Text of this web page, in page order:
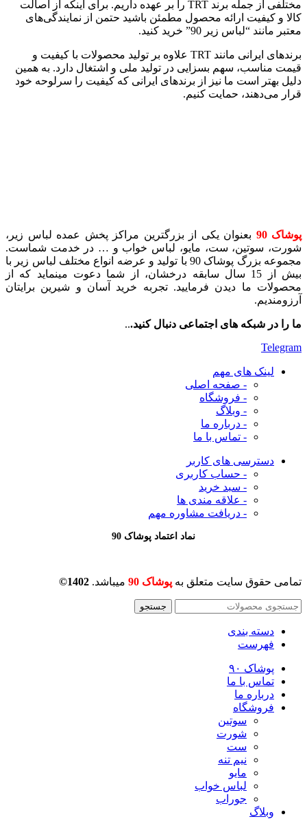
مختلفی از جمله برند TRT را بر عهده داریم. برای اینکه از اصالت
کالا و کیفیت ارائه محصول مطمئن باشید حتمن از نمایندگی‌های
معتبر مانند “لباس زیر 90” خرید کنید.
برندهای ایرانی مانند TRT علاوه بر تولید محصولات با کیفیت و
قیمت مناسب، سهم بسزایی در تولید ملی و اشتغال دارد. به همین
دلیل بهتر است ما نیز از برندهای ایرانی که کیفیت را سرلوحه خود
قرار می‌دهند، حمایت کنیم.
پوشاک 90
بعنوان یکی از بزرگترین مراکز پخش عمده لباس زیر،
شورت، سوتین، ست، مایو، لباس خواب و … در خدمت شماست.
مجموعه بزرگ پوشاک 90 با تولید و عرضه انواع مختلف لباس زیر با
بیش از 15 سال سابقه درخشان، از شما دعوت مینماید که از
محصولات ما دیدن فرمایید. تجربه خرید آسان و شیرین برایتان
آرزومندیم.
ما را در شبکه های اجتماعی دنبال کنید...
Telegram
لینک های مهم
- صفحه اصلی
- فروشگاه
- وبلاگ
- درباره ما
- تماس با ما
دسترسی های کاربر
- حساب کاربری
- سبد خرید
- علاقه مندی ها
- دریافت مشاوره مهم
نماد اعتماد پوشاک 90
تمامی حقوق سایت متعلق به پوشاک 90 میباشد. 1402©
جستجو
دسته بندی
فهرست
پوشاک ۹۰
تماس با ما
درباره ما
فروشگاه
سوتین
شورت
ست
نیم تنه
مایو
لباس خواب
جوراب
وبلاگ